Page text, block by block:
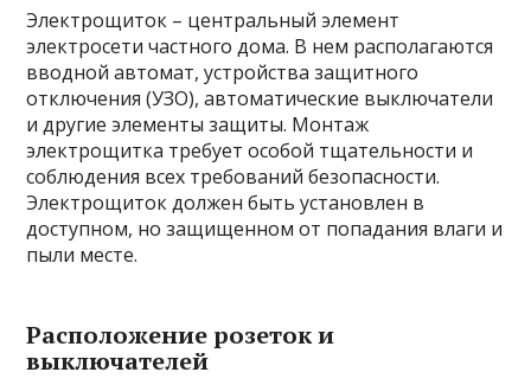
Электрощиток – центральный элемент
электросети частного дома. В нем располагаются
вводной автомат, устройства защитного
отключения (УЗО), автоматические выключатели
и другие элементы защиты. Монтаж
электрощитка требует особой тщательности и
соблюдения всех требований безопасности.
Электрощиток должен быть установлен в
доступном, но защищенном от попадания влаги и
пыли месте.
Расположение розеток и
выключателей